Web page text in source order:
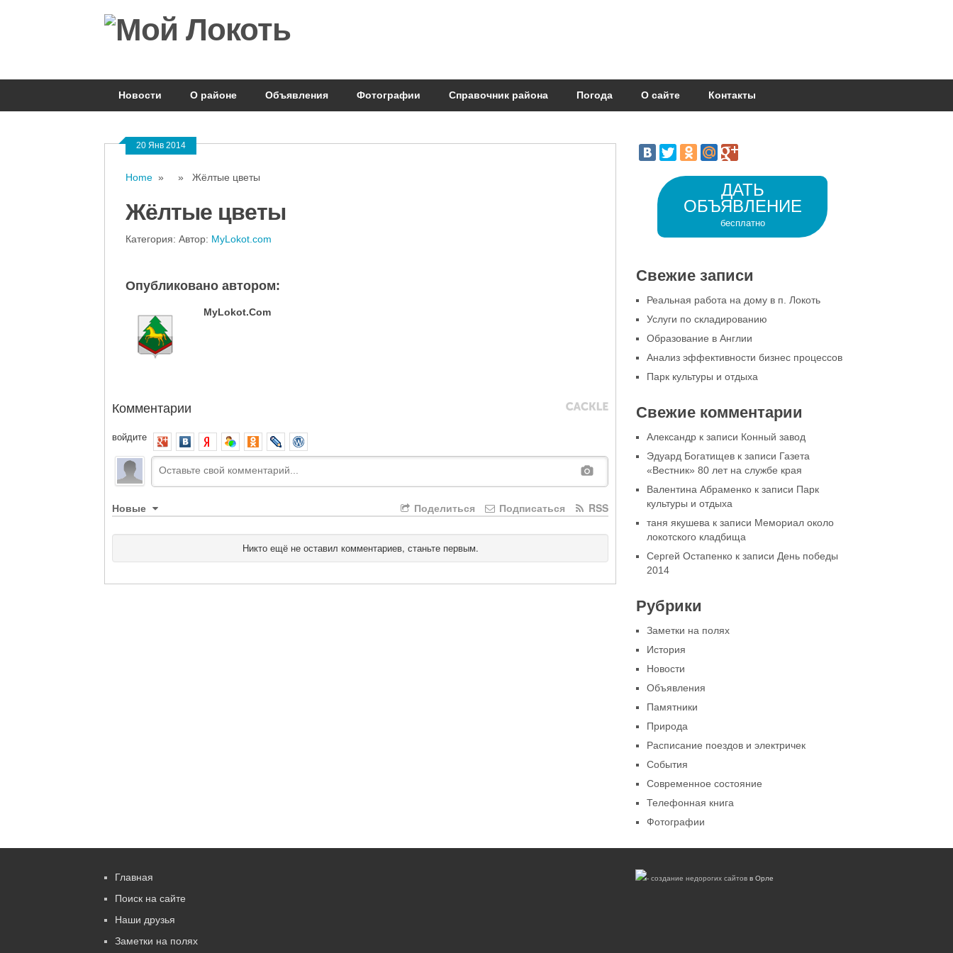
Новости О районе Объявления Фотографии Справочник района Погода О сайте Контакты
20 Янв 2014
Home» » Жёлтые цветы
Жёлтые цветы
Категория: Автор: MyLokot.com
Опубликовано автором:
MyLokot.com
Комментарии
войдите
Новые RSS
Подписаться
Поделиться
Никто ещё не оставил комментариев, станьте первым.
ДАТЬ
ОБЪЯВЛЕНИЕ
бесплатно
Свежие записи
Реальная работа на дому в п. Локоть
Услуги по складированию
Образование в Англии
Анализ эффективности бизнес процессов
Парк культуры и отдыха
Свежие комментарии
Александр к записи Конный завод
Эдуард Богатищев к записи Газета
«Вестник» 80 лет на службе края
Валентина Абраменко к записи Парк
культуры и отдыха
таня якушева к записи Мемориал около
локотского кладбища
Сергей Остапенко к записи День победы
2014
Рубрики
Заметки на полях
История
Новости
Объявления
Памятники
Природа
Расписание поездов и электричек
События
Современное состояние
Телефонная книга
Фотографии
Главная
Поиск на сайте
Наши друзья
Заметки на полях
- создание недорогих сайтов в Орле